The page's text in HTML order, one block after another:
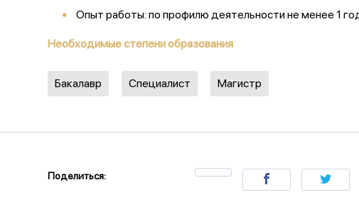
Опыт работы: по профилю деятельности не менее 1
Необходимые степени образования
Бакалавр Специалист Магистр
Поделиться: